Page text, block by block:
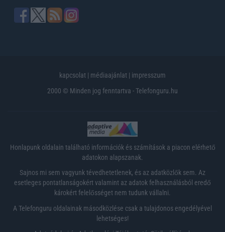
kapcsolat | médiaajánlat | impresszum
2000 © Minden jog fenntartva - Telefonguru.hu
Honlapunk oldalain található információk és számítások a piacon elérhető
adatokon alapszanak.
Sajnos mi sem vagyunk tévedhetetlenek, és az adatközlők sem. Az
esetleges pontatlanságokért valamint az adatok felhasználásból eredő
károkért felelősséget nem tudunk vállalni.
A Telefonguru oldalainak másodközlése csak a tulajdonos engedélyével
lehetséges!